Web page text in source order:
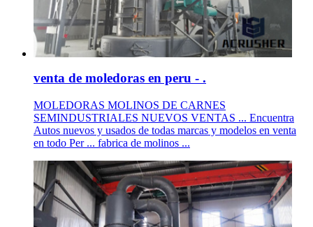
venta de moledoras en peru - .
MOLEDORAS MOLINOS DE CARNES
SEMINDUSTRIALES NUEVOS VENTAS ... Encuentra
Autos nuevos y usados de todas marcas y modelos en venta
en todo Per ... fabrica de molinos ...